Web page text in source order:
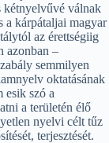
kétnyelvűvé válnak
a kárpátaljai magyar
az érettségiig
azonban –
semmilyen
oktatásának
esik szó a
a területén élő
nyelvi célt tűz
terjesztését.